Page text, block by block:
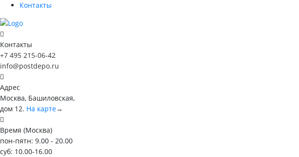
Контакты
Контакты
+7 495 215-06-42
info@postdepo.ru
Адрес
Москва, Башиловская,
дом 12. На карте→
Время (Москва)
пон-пятн: 9.00 - 20.00
суб: 10.00-16.00